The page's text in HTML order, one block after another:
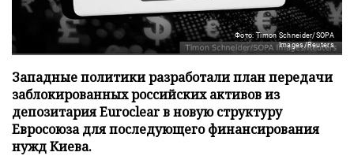
Фото: Timon Schneider/SOPA
Images/Reuters
Западные политики разработали план передачи
заблокированных российских активов из
депозитария Euroclear в новую структуру
Евросоюза для последующего финансирования
нужд Киева.